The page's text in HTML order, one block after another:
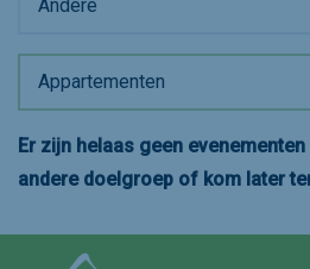
Andere
Appartementen
Er zijn helaas geen
andere doelgroep of kom later